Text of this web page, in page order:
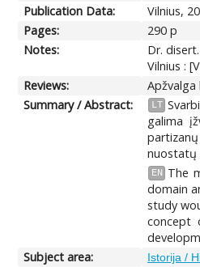
Publication Data:
Vilnius,
Pages:
290 p
Notes:
Dr.
Vilnius :
Reviews:
Apžvalga
Summary / Abstract: LT
galima
nuostatų
EN
The
domain
study
concept
Subject area:
Istorija /